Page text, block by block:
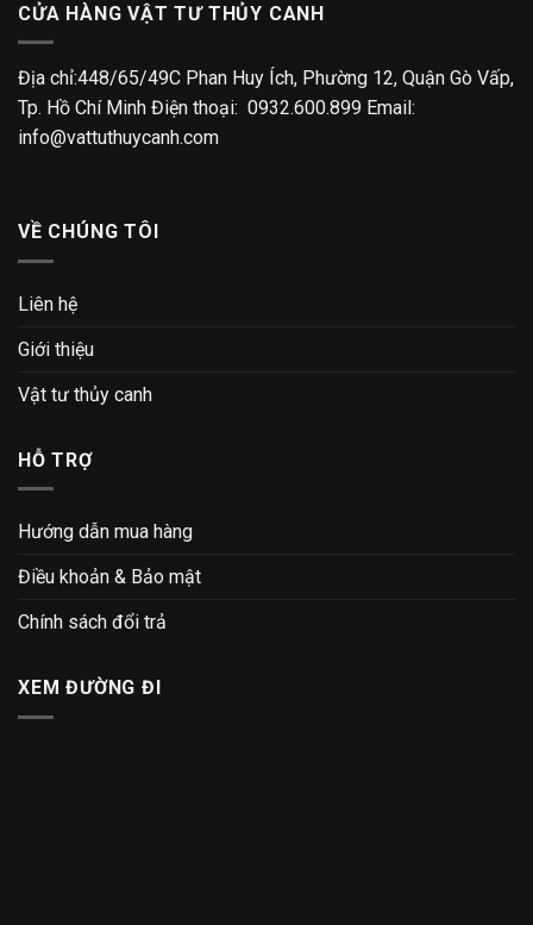
CỬA HÀNG VẬT TƯ THỦY CANH
Địa chỉ:448/65/49C Phan Huy Ích, Phường 12, Quận Gò Vấp,
Tp. Hồ Chí Minh Điện thoại: 0932.600.899 Email:
info@vattuthuycanh.com
VỀ CHÚNG TÔI
Liên hệ
Giới thiệu
Vật tư thủy canh
HỖ TRỢ
Hướng dẫn mua hàng
Điều khoản & Bảo mật
Chính sách đổi trả
XEM ĐƯỜNG ĐI